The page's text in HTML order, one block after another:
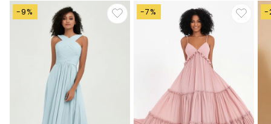
-9% -7% -